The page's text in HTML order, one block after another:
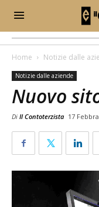
Home Notizie dalle
Notizie dalle aziende
Nuovo
Di Il Contoterzista 17